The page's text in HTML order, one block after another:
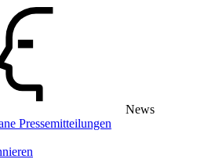
News
Pressemitteilungen